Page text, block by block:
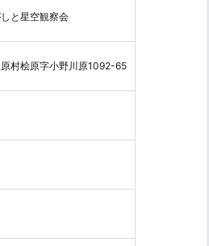
と星空観察会
村桧原字小野川原1092-65